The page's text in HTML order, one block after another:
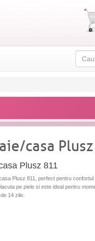
casa
Plusz 811
Plusz 811, perfect pentru
pe piele si este ideal pentru
14 zile.